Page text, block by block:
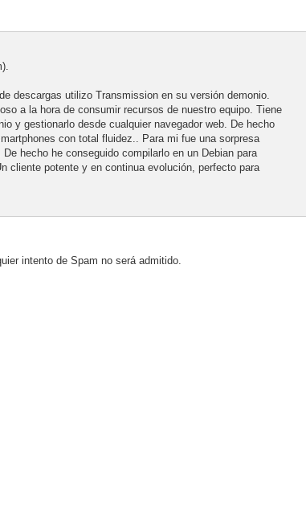
descargas utilizo Transmission en su versión demonio.
a la hora de consumir recursos de nuestro equipo. Tiene
y gestionarlo desde cualquier navegador web. De hecho
con total fluidez.. Para mi fue una sorpresa
hecho he conseguido compilarlo en un Debian para
cliente potente y en continua evolución, perfecto para
intento de Spam no será admitido.